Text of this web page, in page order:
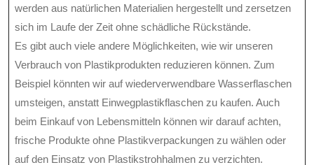
werden aus natürlichen Materialien hergestellt und zersetzen
sich im Laufe der Zeit ohne schädliche Rückstände.
Es gibt auch viele andere Möglichkeiten, wie wir unseren
Verbrauch von Plastikprodukten reduzieren können. Zum
Beispiel könnten wir auf wiederverwendbare Wasserflaschen
umsteigen, anstatt Einwegplastikflaschen zu kaufen. Auch
beim Einkauf von Lebensmitteln können wir darauf achten,
frische Produkte ohne Plastikverpackungen zu wählen oder
auf den Einsatz von Plastikstrohhalmen zu verzichten.